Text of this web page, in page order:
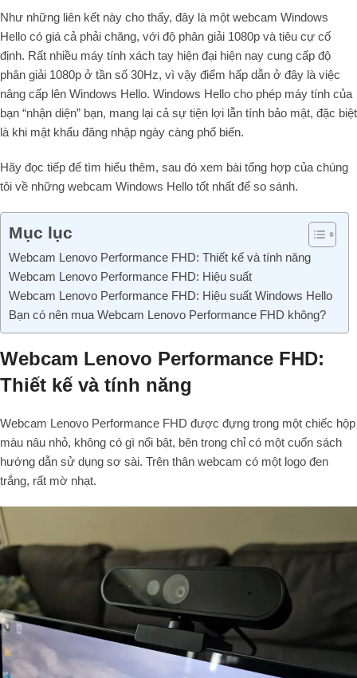
Như những liên kết này cho thấy, đây là một webcam Windows
Hello có giá cả phải chăng, với độ phân giải 1080p và tiêu cự cố
định. Rất nhiều máy tính xách tay hiện đại hiện nay cung cấp độ
phân giải 1080p ở tần số 30Hz, vì vậy điểm hấp dẫn ở đây là việc
nâng cấp lên Windows Hello. Windows Hello cho phép máy tính của
bạn “nhận diện” bạn, mang lại cả sự tiện lợi lẫn tính bảo mật, đặc biệt
là khi mật khẩu đăng nhập ngày càng phổ biến.
Hãy đọc tiếp để tìm hiểu thêm, sau đó xem bài tổng hợp của chúng
tôi về những webcam Windows Hello tốt nhất để so sánh.
Mục lục
Webcam Lenovo Performance FHD: Thiết kế và tính năng
Webcam Lenovo Performance FHD: Hiệu suất
Webcam Lenovo Performance FHD: Hiệu suất Windows Hello
Bạn có nên mua Webcam Lenovo Performance FHD không?
Webcam Lenovo Performance FHD:
Thiết kế và tính năng
Webcam Lenovo Performance FHD được đựng trong một chiếc hộp
màu nâu nhỏ, không có gì nổi bật, bên trong chỉ có một cuốn sách
hướng dẫn sử dụng sơ sài. Trên thân webcam có một logo đen
trắng, rất mờ nhạt.